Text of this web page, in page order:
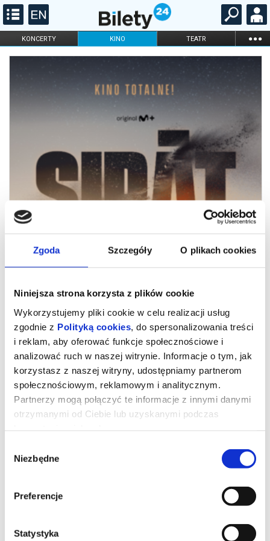
Zgoda Szczegóły O plikach cookies
Niniejsza strona korzysta z plików cookie
Wykorzystujemy pliki cookie w celu realizacji usług
zgodnie z Polityką cookies , do spersonalizowania treści
i reklam, aby oferować funkcje społecznościowe i
analizować ruch w naszej witrynie. Informacje o tym, jak
korzystasz z naszej witryny, udostępniamy partnerom
społecznościowym, reklamowym i analitycznym.
Partnerzy mogą połączyć te informacje z innymi danymi
otrzymanymi od Ciebie lub uzyskanymi podczas
zgody
Niezbędne
Preferencje
Statystyka
KONCERTY KINO TEATR ...
FILHARMONIA OPERA I BALET
STAND-UP
KARNETY
"Sirât" to najbardziej elektryzujący film tegorocznego festiwalu w
Cannes, na którym zasłużenie zdobył Nagrodę Jury. Opowieść o
ojcu desperacko szukającym córki na pustynnych, nielegalnych
Maxa".Fenomenalnie nakręcony "Sirât" trzyma w napięciu,
zachwyca znakomitą ścieżką dźwiękową Kangdinga Raya i nie